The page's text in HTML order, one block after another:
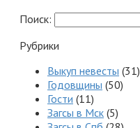
Поиск:
Рубрики
Выкуп невесты (31)
Годовщины (50)
Гости (11)
Загсы в Мск (5)